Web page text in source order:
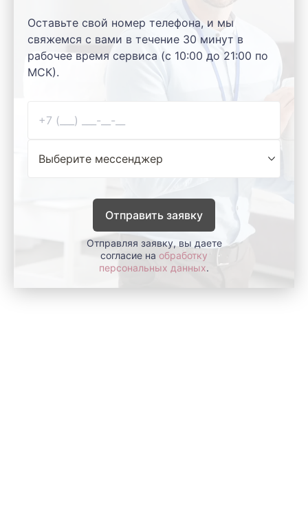
Оставьте свой номер телефона, и мы
свяжемся с вами в течение 30 минут в
рабочее время сервиса (с 10:00 до 21:00 по
МСК).
Отправить заявку
Отправляя заявку, вы даете
согласие на обработку
персональных данных.